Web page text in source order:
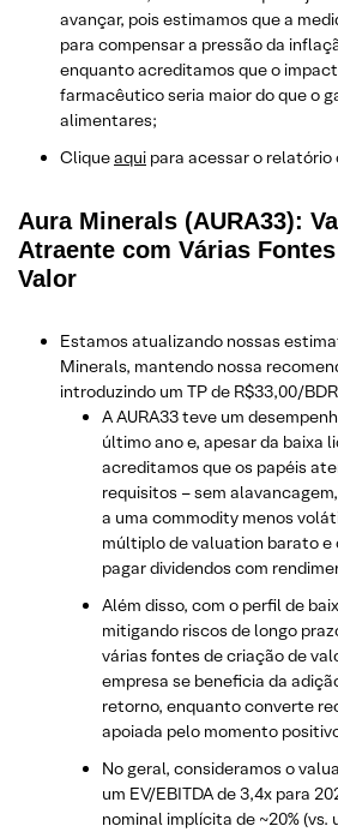
avançar, pois estimamos que a
para compensar a pressão da
enquanto acreditamos que o
farmacêutico seria maior do que o
alimentares;
Cliqueaqui para acessar o relatório
Aura Minerals (AURA33):
Atraente com Várias
Valor
Estamos atualizando nossas
Minerals, mantendo nossa
introduzindo um TP de R$33,00/
A AURA33 teve um
último ano e, apesar da baixa
acreditamos que os papéis
requisitos – sem
a uma commodity menos
múltiplo de valuation barato e
pagar dividendos com
Além disso, com o perfil de
mitigando riscos de longo
várias fontes de criação de
empresa se beneficia da
retorno, enquanto converte
apoiada pelo momento
No geral, consideramos o
um EV/EBITDA de 3,4x para
nominal implícita de ~20% (vs.